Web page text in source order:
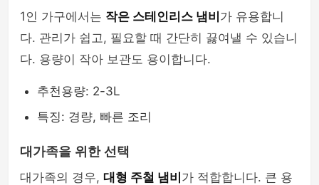
1인 가구에서는 작은 스테인리스 냄비 가 유용합니
다. 관리가 쉽고, 필요할 때 간단히 끓여낼 수 있습니
다. 용량이 작아 보관도 용이합니다.
추천용량: 2-3L
특징: 경량, 빠른 조리
대가족을 위한 선택
대가족의 경우, 대형 주철 냄비 가 적합합니다. 큰 용